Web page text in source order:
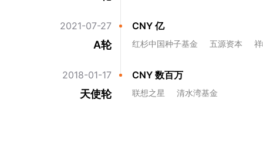
2021-07-27
A轮
CNY 亿
红杉中国种子基金 五源资本
2018-01-17
天使轮
CNY 数百万
联想之星 清水湾基金